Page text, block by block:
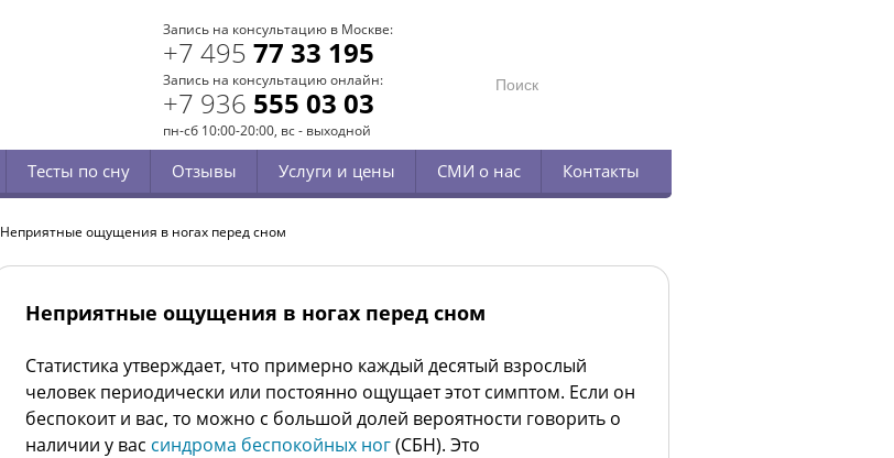
Запись на консультацию в Москве:
+7 495 77 33 195
Запись на консультацию онлайн:
+7 936 555 03 03
пн-сб 10:00-20:00, вс - выходной
Тесты по сну Отзывы Услуги и цены СМИ о нас Контакты
Неприятные ощущения в ногах перед сном
Неприятные ощущения в ногах перед сном
Статистика утверждает, что примерно каждый десятый взрослый
человек периодически или постоянно ощущает этот симптом. Если он
беспокоит и вас, то можно с большой долей вероятности говорить о
наличии у вас синдрома беспокойных ног(СБН). Это